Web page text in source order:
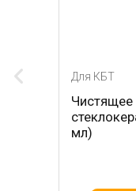
Для КБТ
Чистящее
мл)